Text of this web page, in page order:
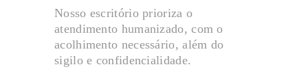
Nosso escritório prioriza o
atendimento humanizado, com o
acolhimento necessário, além do
sigilo e confidencialidade.